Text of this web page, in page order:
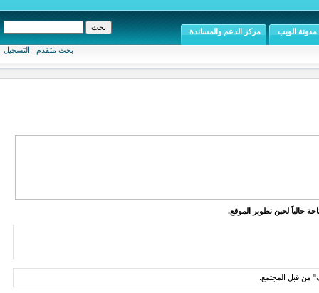
بحث متقدم | التسجيل
مدونة الويب مركز الدعم والمساندة
حالياً لحين تطوير الموقع.
قبل المجتمع.